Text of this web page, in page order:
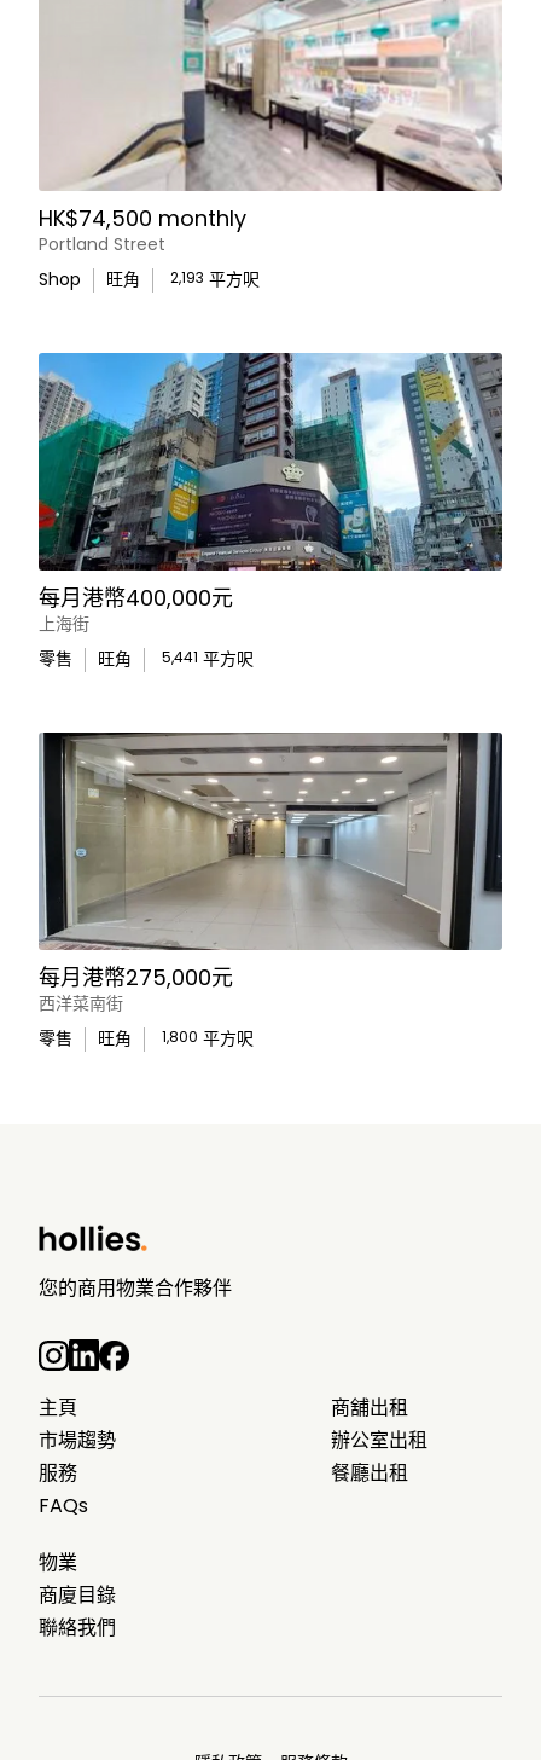
HK$74,500 monthly
Portland Street
Shop
旺角 2,193 平方呎
每月港幣400,000元
上海街
零售
旺角 5,441 平方呎
每月港幣275,000元
西洋菜南街
零售
旺角 1,800 平方呎
您的商用物業合作夥伴
主頁
市場趨勢
服務
FAQs
商舖出租
辦公室出租
餐廳出租
物業
商廈目錄
聯絡我們